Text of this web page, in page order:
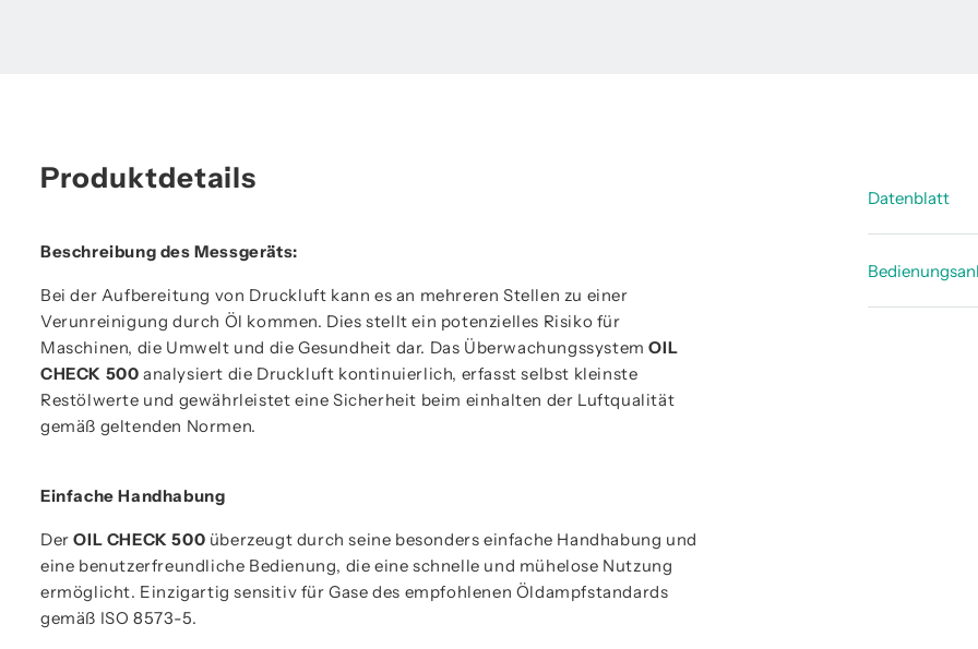
Produktdetails
Beschreibung des Messgeräts:
Bei der Aufbereitung von Druckluft kann es an mehreren Stellen zu einer
Verunreinigung durch Öl kommen. Dies stellt ein potenzielles Risiko für
Maschinen, die Umwelt und die Gesundheit dar. Das ÜberwachungssystemOIL
CHECK 500 analysiert die Druckluft kontinuierlich, erfasst selbst kleinste
Restölwerte und gewährleistet eine Sicherheit beim einhalten der Luftqualität
gemäß geltenden Normen.
Einfache Handhabung
DerOIL CHECK 500 überzeugt durch seine besonders einfache Handhabung und
eine benutzerfreundliche Bedienung, die eine schnelle und mühelose Nutzung
ermöglicht. Einzigartig sensitiv für Gase des empfohlenen Öldampfstandards
gemäß ISO 8573-5.
Datenblatt